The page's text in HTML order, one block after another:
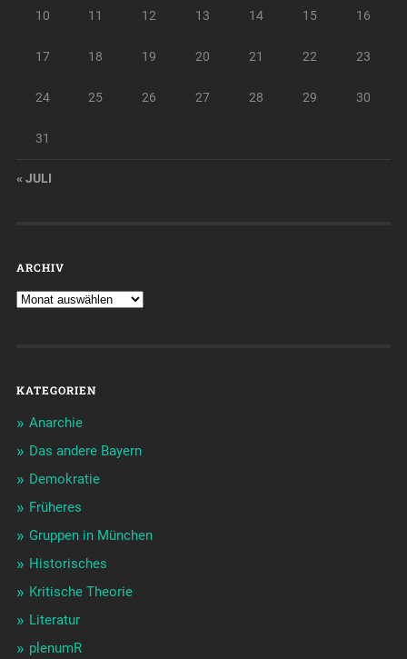
10 11 12 13 14 15 16
17 18 19 20 21 22 23
24 25 26 27 28 29 30
31
« JULI
ARCHIV
KATEGORIEN
Anarchie
Das andere Bayern
Demokratie
Früheres
Gruppen in München
Historisches
Kritische Theorie
Literatur
plenumR